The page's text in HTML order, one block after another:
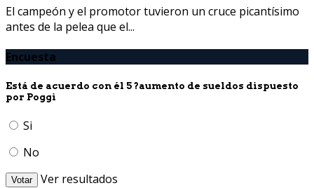
El campeón y el promotor tuvieron un cruce picantísimo
antes de la pelea que el...
Encuesta
Está de acuerdo con él 5 ?aumento de sueldos dispuesto
por Poggi
Si
No
Votar
Ver resultados